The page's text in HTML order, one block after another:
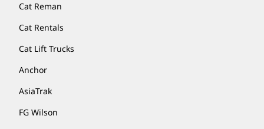
Cat Reman
Cat Rentals
Cat Lift Trucks
Anchor
AsiaTrak
FG Wilson